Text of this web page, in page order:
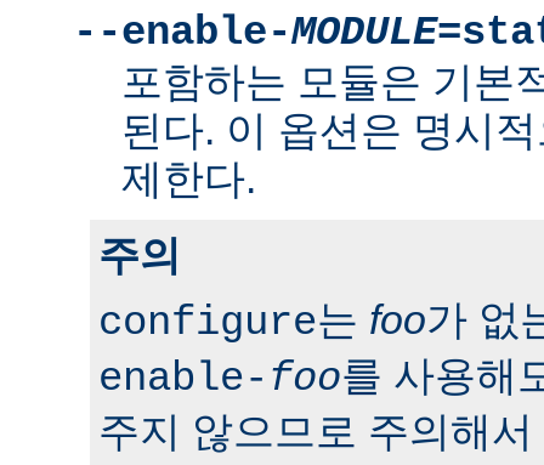
--enable-MODULE
포함하는 모듈은 기본
된다. 이 옵션은 명시
제한다.
주의
configure는 foo가 없
enable- foo를 사용해
주지 않으므로 주의해